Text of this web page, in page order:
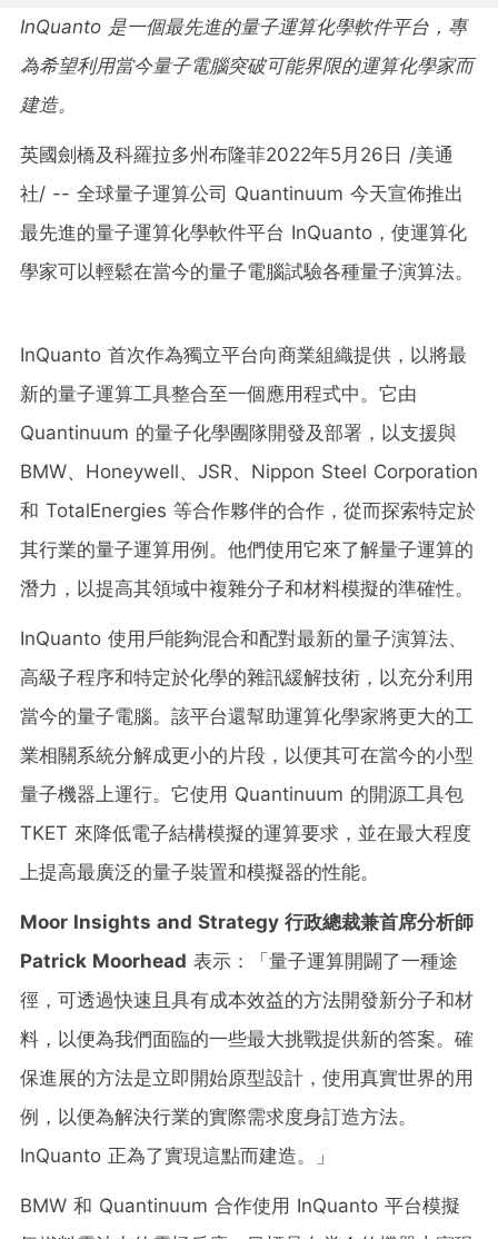
InQuanto 是一個最先進的量子運算化學軟件平台，專
為希望利用當今量子電腦突破可能界限的運算化學家而
建造。
英國劍橋及科羅拉多州布隆菲2022年5月26日 /美通
社/ -- 全球量子運算公司 Quantinuum 今天宣佈推出
最先進的量子運算化學軟件平台 InQuanto，使運算化
學家可以輕鬆在當今的量子電腦試驗各種量子演算法。
InQuanto 首次作為獨立平台向商業組織提供，以將最
新的量子運算工具整合至一個應用程式中。它由
Quantinuum 的量子化學團隊開發及部署，以支援與
BMW、Honeywell、JSR、Nippon Steel Corporation
和 TotalEnergies 等合作夥伴的合作，從而探索特定於
其行業的量子運算用例。他們使用它來了解量子運算的
潛力，以提高其領域中複雜分子和材料模擬的準確性。
InQuanto 使用戶能夠混合和配對最新的量子演算法、
高級子程序和特定於化學的雜訊緩解技術，以充分利用
當今的量子電腦。該平台還幫助運算化學家將更大的工
業相關系統分解成更小的片段，以便其可在當今的小型
量子機器上運行。它使用 Quantinuum 的開源工具包
TKET 來降低電子結構模擬的運算要求，並在最大程度
上提高最廣泛的量子裝置和模擬器的性能。
Moor Insights and Strategy 行政總裁兼首席分析師
Patrick Moorhead 表示：「量子運算開闢了一種途
徑，可透過快速且具有成本效益的方法開發新分子和材
料，以便為我們面臨的一些最大挑戰提供新的答案。確
保進展的方法是立即開始原型設計，使用真實世界的用
例，以便為解決行業的實際需求度身訂造方法。
InQuanto 正為了實現這點而建造。」
BMW 和 Quantinuum 合作使用 InQuanto 平台模擬